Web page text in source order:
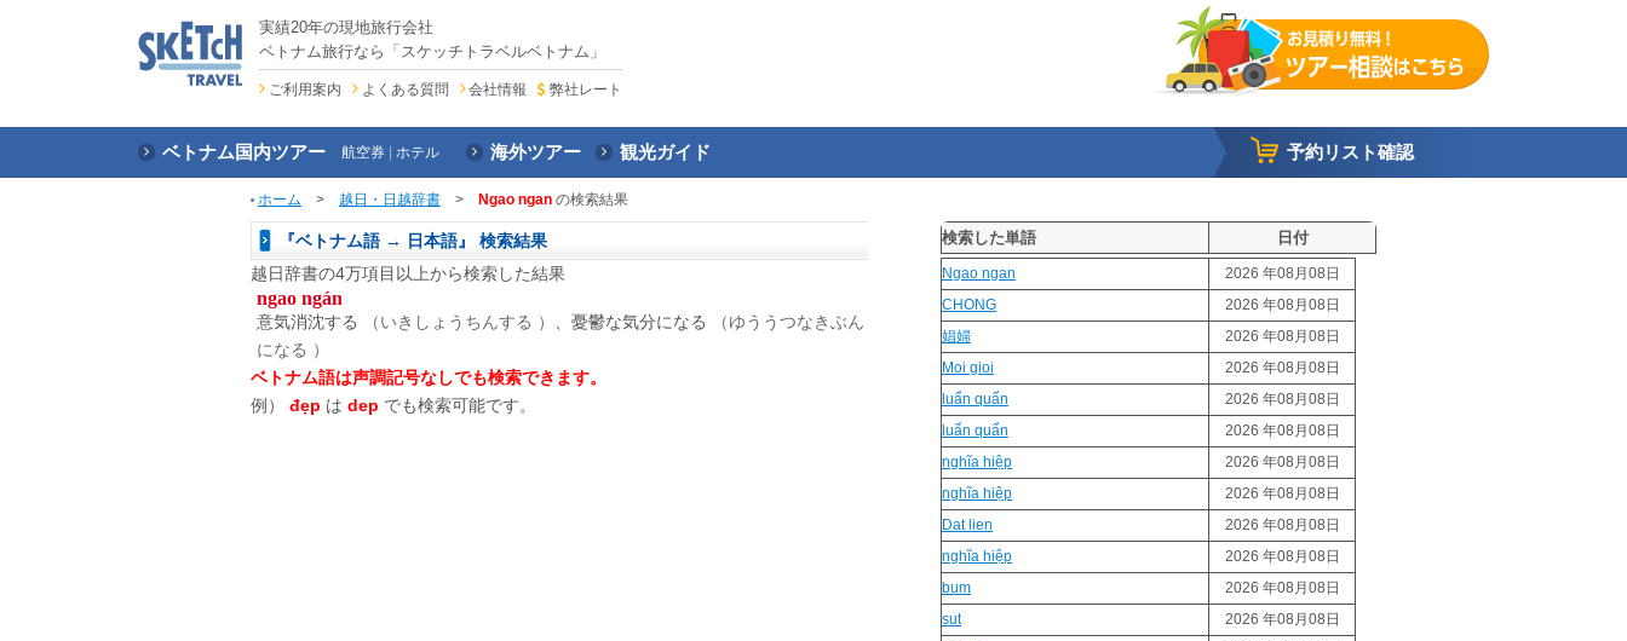
実績20年の現地旅行会社
ベトナム旅行なら「スケッチトラベルベトナム」
ご利用案内 よくある質問 会社情報 弊社レート
ベトナム国内ツアー 航空券 ホテル 海外ツアー 観光ガイド 予約リスト確認
ホーム > 越日・日越辞書 > Ngao ngan の検索結果
『ベトナム語 → 日本語』 検索結果
越日辞書の4万項目以上から検索した結果
ngao ngán
意気消沈する （いきしょうちんする ） 、憂鬱な気分になる
（ゆううつなきぶん
になる ）
ベトナム語は声調記号なしでも検索できます。
例）
đẹp は dep でも検索可能です。
検索した単語 日付
Ngao ngan
2026 年08月08日
CHONG
2026 年08月08日
娼婦
2026 年08月08日
Moi gioi
2026 年08月08日
luẩn quẩn
2026 年08月08日
luẩn quẩn
2026 年08月08日
nghĩa hiệp
2026 年08月08日
nghĩa hiệp
2026 年08月08日
Dat lien
2026 年08月08日
nghĩa hiệp
2026 年08月08日
bum
2026 年08月08日
sut
2026 年08月08日